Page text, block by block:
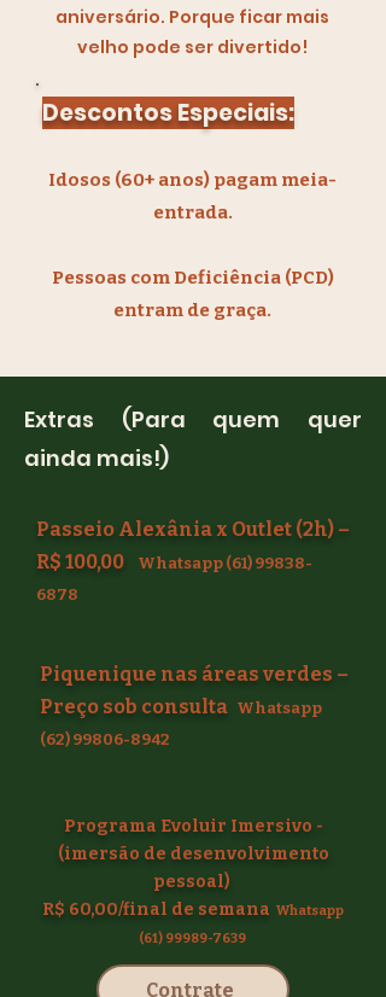
aniversário. Porque ficar mais
velho pode ser divertido!
Descontos Especiais:
Idosos (60+ anos) pagam meia-
entrada.
Pessoas com Deficiência (PCD)
entram de graça.
Extras (Para quem quer
ainda mais!)
Passeio Alexânia x Outlet (2h) –
R$ 100,00
Whatsapp (61) 99838-
6878
Piquenique nas áreas verdes –
Preço sob consulta Whatsapp
(62) 99806-8942
Programa Evoluir Imersivo -
(imersão de desenvolvimento
pessoal)
R$ 60,00/final de semana Whatsapp
(61) 99989-7639
Contrate